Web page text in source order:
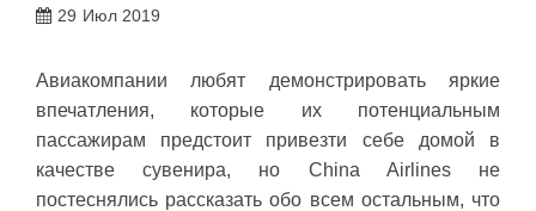
29 Июл 2019
Авиакомпании любят демонстрировать яркие
впечатления, которые их потенциальным
пассажирам предстоит привезти себе домой в
качестве сувенира, но China Airlines не
постеснялись рассказать обо всем остальным, что